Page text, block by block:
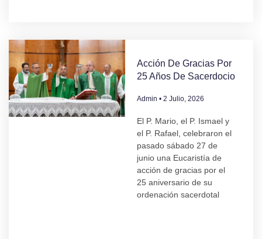
Acción De Gracias Por
25 Años De Sacerdocio
Admin 2 Julio, 2026
El P. Mario, el P. Ismael y
el P. Rafael, celebraron el
pasado sábado 27 de
junio una Eucaristía de
acción de gracias por el
25 aniversario de su
ordenación sacerdotal